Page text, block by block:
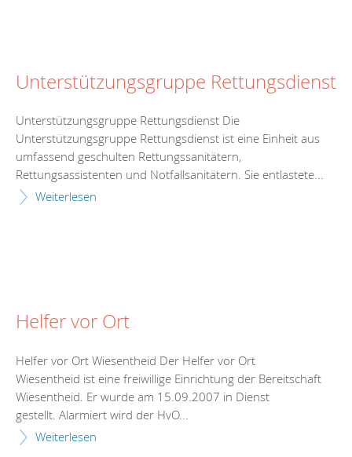
Unterstützungsgruppe Rettungsdienst
Unterstützungsgruppe Rettungsdienst Die
Unterstützungsgruppe Rettungsdienst ist eine Einheit aus
umfassend geschulten Rettungssanitätern,
Rettungsassistenten und Notfallsanitätern. Sie entlastete...
Weiterlesen
Helfer vor Ort
Helfer vor Ort Wiesentheid Der Helfer vor Ort
Wiesentheid ist eine freiwillige Einrichtung der Bereitschaft
Wiesentheid. Er wurde am 15.09.2007 in Dienst
gestellt. Alarmiert wird der HvO...
Weiterlesen